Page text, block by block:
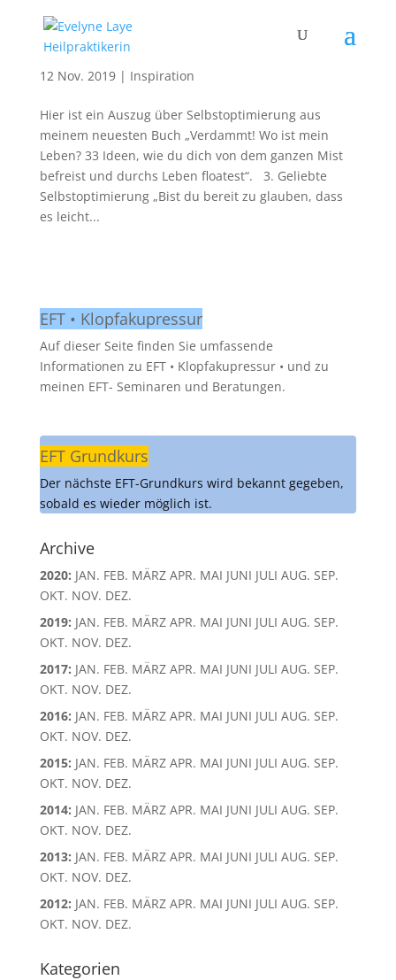
Geliebte Selbstoptimierung
12 Nov. 2019| Inspiration
Hier ist ein Auszug über Selbstoptimierung aus
meinem neuesten Buch „Verdammt! Wo ist mein
Leben? 33 Ideen, wie du dich von dem ganzen Mist
befreist und durchs Leben floatest“. 3. Geliebte
Selbstoptimierung „Bist du bereit zu glauben, dass
es leicht...
EFT • Klopfakupressur
Auf dieser Seite finden Sie umfassende
Informationen zu EFT • Klopfakupressur • und zu
meinen EFT- Seminaren und Beratungen.
EFT Grundkurs
Der nächste EFT-Grundkurs wird bekannt gegeben,
sobald es wieder möglich ist.
Archive
2020: JAN. FEB. MÄRZ APR. MAI JUNI JULI AUG. SEP.
OKT. NOV. DEZ.
2019: JAN. FEB. MÄRZ APR. MAI JUNI JULI AUG. SEP.
OKT. NOV. DEZ.
2017: JAN. FEB. MÄRZ APR. MAI JUNI JULI AUG. SEP.
OKT. NOV. DEZ.
2016: JAN. FEB. MÄRZ APR. MAI JUNI JULI AUG. SEP.
OKT. NOV. DEZ.
2015: JAN. FEB. MÄRZ APR. MAI JUNI JULI AUG. SEP.
OKT. NOV. DEZ.
2014: JAN. FEB. MÄRZ APR. MAI JUNI JULI AUG. SEP.
OKT. NOV. DEZ.
2013: JAN. FEB. MÄRZ APR. MAI JUNI JULI AUG. SEP.
OKT. NOV. DEZ.
2012: JAN. FEB. MÄRZ APR. MAI JUNI JULI AUG. SEP.
OKT. NOV. DEZ.
Kategorien